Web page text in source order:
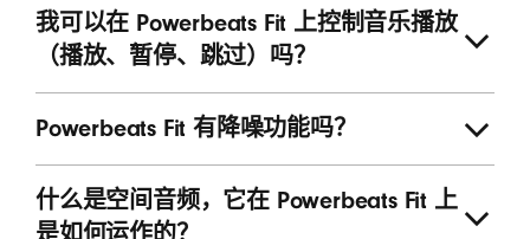
我可以在 Powerbeats Fit 上控制音乐播放
（播放、暂停、跳过）吗？
Powerbeats Fit 有降噪功能吗？
什么是空间音频，它在 Powerbeats Fit 上